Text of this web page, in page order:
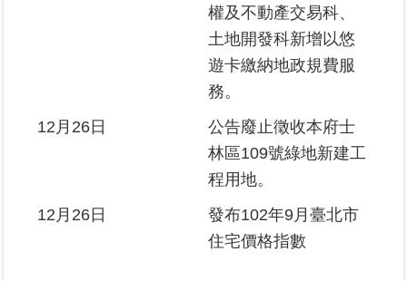
權及不動產交易科、
土地開發科新增以悠
遊卡繳納地政規費服
務。
12月26日
公告廢止徵收本府士
林區109號綠地新建工
程用地。
12月26日
發布102年9月臺北市
住宅價格指數